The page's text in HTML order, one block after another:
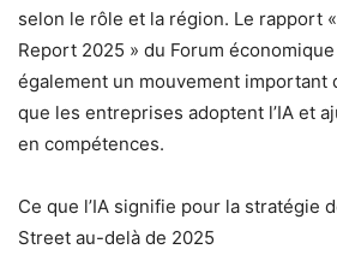
selon le rôle et la région. Le rapport
Report 2025 » du Forum
également un mouvement important
que les entreprises adoptent l’IA et
en compétences.
Ce que l’IA signifie pour la stratégie
Street au-delà de 2025